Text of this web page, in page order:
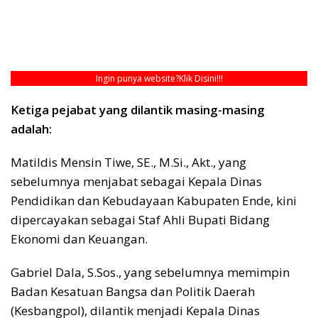
Ingin punya website?Klik Disini!!!
Ketiga pejabat yang dilantik masing-masing
adalah:
Matildis Mensin Tiwe, SE., M.Si., Akt., yang
sebelumnya menjabat sebagai Kepala Dinas
Pendidikan dan Kebudayaan Kabupaten Ende, kini
dipercayakan sebagai Staf Ahli Bupati Bidang
Ekonomi dan Keuangan.
Gabriel Dala, S.Sos., yang sebelumnya memimpin
Badan Kesatuan Bangsa dan Politik Daerah
(Kesbangpol), dilantik menjadi Kepala Dinas